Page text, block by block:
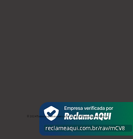
© 2024 Todos os direitos reservados - Sonograf Equipamentos Médicos.